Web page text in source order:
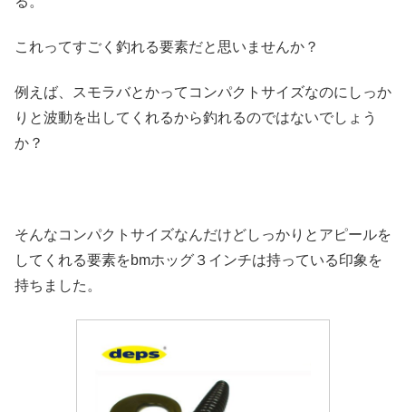
これってすごく釣れる要素だと思いませんか？
例えば、スモラバとかってコンパクトサイズなのにしっか
りと波動を出してくれるから釣れるのではないでしょう
か？
そんなコンパクトサイズなんだけどしっかりとアピールを
してくれる要素をbmホッグ３インチは持っている印象を
持ちました。